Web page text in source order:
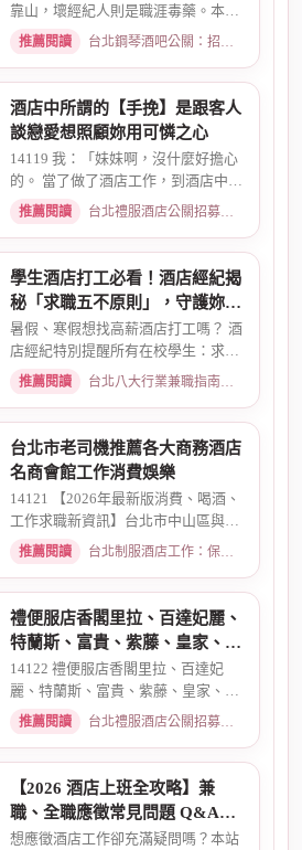
靠山，壞經紀人則是職涯毒藥。本文
解析經紀人的4大功能、挑選...
推薦閱讀 台北鋼琴酒吧公關：招募條件與工作環境介紹 · 2026-05-09
酒店中所謂的【手挽】是跟客人
談戀愛想照顧妳用可憐之心
14119 我：「妹妹啊，沒什麼好擔心
的。 當了做了酒店工作，到酒店中，
還有兩個機會 一個是單純、...
推薦閱讀 台北禮服酒店公關招募：兼職工作內容與薪資規範 · 2026-01-08
學生酒店打工必看！酒店經紀揭
秘「求職五不原則」，守護妳的
求職安全
暑假、寒假想找高薪酒店打工嗎？ 酒
店經紀特別提醒所有在校學生：求職
時請務必堅守「五不原則」...
推薦閱讀 台北八大行業兼職指南：熱門職缺與求職須知 · 2026-03-09
台北市老司機推薦各大商務酒店
名商會館工作消費娛樂
14121 【2026年最新版消費、喝酒、
工作求職新資訊】台北市中山區與東
區酒店老司機推薦舒壓會館、...
推薦閱讀 台北制服酒店工作：保障現領薪資與職缺總覽 · 2026-04-01
禮便服店香閣里拉、百達妃麗、
特蘭斯、富貴、紫藤、皇家、金
典酒店消費
14122 禮便服店香閣里拉、百達妃
麗、特蘭斯、富貴、紫藤、皇家、金
典、消費喝酒 、金拿督、101會...
推薦閱讀 台北禮服酒店公關招募：兼職工作內容與薪資規範 · 2026-06-04
【2026 酒店上班全攻略】兼
職、全職應徵常見問題 Q&A：
薪資、安全、環境全解析
想應徵酒店工作卻充滿疑問嗎？本站